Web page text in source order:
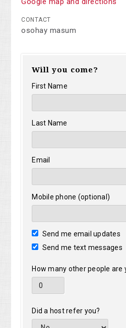
CONTACT
osohay masum
Will you come?
First Name
Last Name
Email
Mobile phone (optional)
Send me email updates
Send me text messages
How many other people are
Did a host refer you?